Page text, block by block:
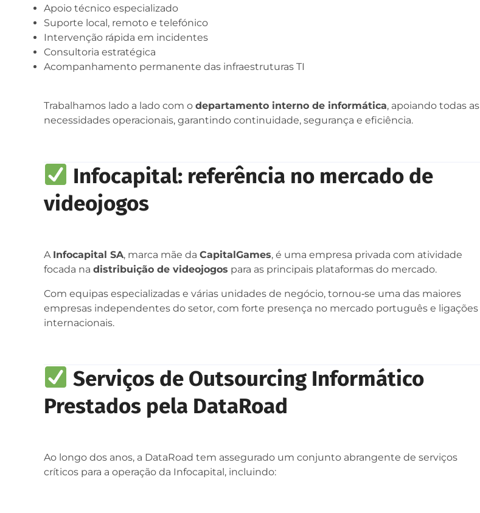
Apoio técnico especializado
Suporte local, remoto e telefónico
Intervenção rápida em incidentes
Consultoria estratégica
Acompanhamento permanente das infraestruturas TI
Trabalhamos lado a lado com o departamento interno de informática, apoiando todas as
necessidades operacionais, garantindo continuidade, segurança e eficiência.
Infocapital: referência no mercado de
videojogos
A Infocapital SA, marca mãe da CapitalGames, é uma empresa privada com atividade
focada na distribuição de videojogos para as principais plataformas do mercado.
Com equipas especializadas e várias unidades de negócio, tornou‑se uma das maiores
empresas independentes do setor, com forte presença no mercado português e ligações
internacionais.
Serviços de Outsourcing Informático
Prestados pela DataRoad
Ao longo dos anos, a DataRoad tem assegurado um conjunto abrangente de serviços
críticos para a operação da Infocapital, incluindo: